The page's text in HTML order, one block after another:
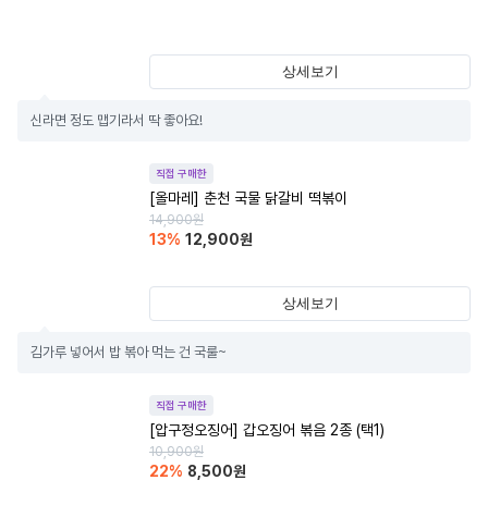
상세보기
신라면 정도 맵기라서 딱 좋아요!
직접 구매한
[올마레] 춘천 국물 닭갈비 떡볶이
14,900원
13% 12,900원
상세보기
김가루 넣어서 밥 볶아 먹는 건 국룰~
직접 구매한
[압구정오징어] 갑오징어 볶음 2종 (택1)
10,900원
22% 8,500원